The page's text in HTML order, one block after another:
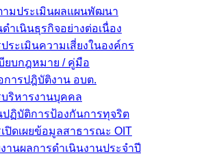
ามประเมินผลแผนพัฒนา
ำเนินธุรกิจอย่างต่อเนื่อง
ระเมินความเสี่ยงในองค์กร
บียบกฎหมาย / คู่มือ
การปฎิบัติงาน อบต.
บริหารงานบุคคล
ปฏิบัติการป้องกันการทุจริต
ปิดเผยข้อมูลสาธารณะ OIT
านผลการดำเนินงานประจำปี